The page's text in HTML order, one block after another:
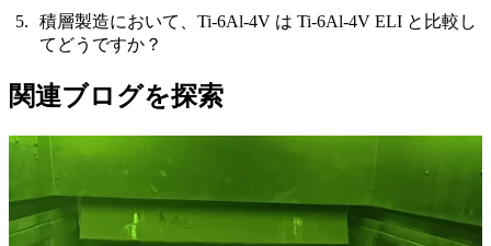
積層製造において、Ti-6Al-4V は Ti-6Al-4V ELI と比較し
てどうですか？
関連ブログを探索